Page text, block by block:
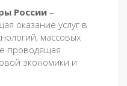
России–
оказание услуг в
массовых
проводящая
экономики и